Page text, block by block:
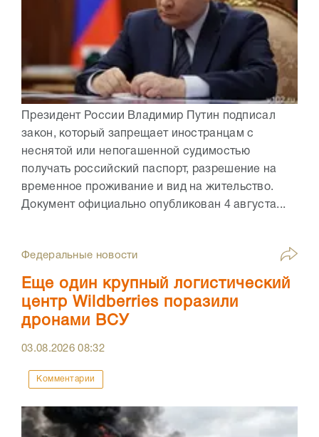
Президент России Владимир Путин подписал
закон, который запрещает иностранцам с
неснятой или непогашенной судимостью
получать российский паспорт, разрешение на
временное проживание и вид на жительство.
Документ официально опубликован 4 августа...
Федеральные новости
Еще один крупный логистический
центр Wildberries поразили
дронами ВСУ
03.08.202608:32
Комментарии